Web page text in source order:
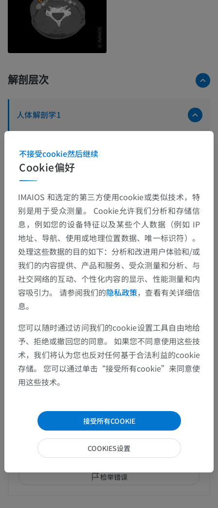
解剖层次
人体解剖学1
头和颈部淋巴结
底层结构：
乳突淋巴结
腮腺浅淋巴结
腮腺深淋巴结
腮腺深淋巴结 : 耳前淋巴结
腮腺深淋巴结 : 耳下淋巴结
腮腺深淋巴结 : 腺内淋巴结
面淋巴结
查看更多
翻译
发现错误？
欢迎提出更正、翻译或内容改进的建议。
检举错误
Cookie偏好
不接受cookie然后继续
IMAIOS 和选定的第三方使用cookie或类似技术，特
别是用于受众测量。 Cookie允许我们分析和存储信
息，例如您的设备特征以及某些个人数据（例如 IP
地址、导航、使用或地理位置数据、唯一标识符）。
处理这些数据的目的如下：分析和改进用户体验和/或
我们的内容提供、产品和服务、受众测量和分析、与
社交网络的互动、个性化内容的显示、性能测量和内
容吸引力。 请参阅我们的隐私政策，查看有关详细信
息。
您可以随时通过访问我们的cookie设置工具自由地给
予、拒绝或撤回您的同意。 如果您不同意使用这些技
术，我们将认为您也反对任何基于合法利益的cookie
存储。 您可以通过单击“接受所有cookie”来同意使
用这些技术。
接受所有COOKIE
COOKIES设置